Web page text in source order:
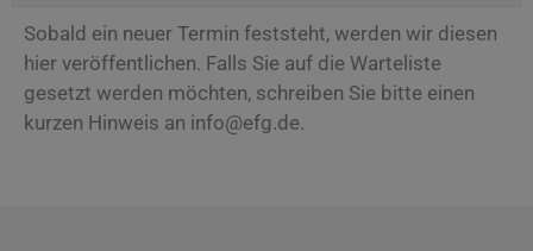
Sobald ein neuer Termin feststeht, werden wir diesen
hier veröffentlichen. Falls Sie auf die Warteliste
gesetzt werden möchten, schreiben Sie bitte einen
kurzen Hinweis an info@efg.de.